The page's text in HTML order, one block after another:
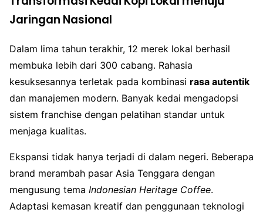
Jaringan Nasional
Dalam lima tahun terakhir, 12 merek lokal berhasil
membuka lebih dari 300 cabang. Rahasia
kesuksesannya terletak pada kombinasi rasa autentik
dan manajemen modern. Banyak kedai mengadopsi
sistem franchise dengan pelatihan standar untuk
menjaga kualitas.
Ekspansi tidak hanya terjadi di dalam negeri. Beberapa
brand merambah pasar Asia Tenggara dengan
mengusung tema Indonesian Heritage Coffee.
Adaptasi kemasan kreatif dan penggunaan teknologi